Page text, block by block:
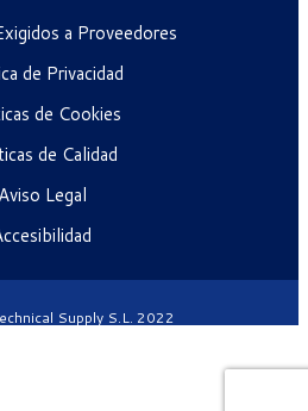
a Proveedores
de Privacidad
de Cookies
de Calidad
Aviso Legal
Supply S.L. 2022